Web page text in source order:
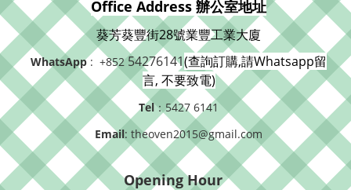
Office Address 辦公室地址
葵芳葵豐街28號業豐工業大廈
WhatsApp: +85254276141(查詢訂購,請Whatsapp留
言, 不要致電)
Tel：5427 6141
Email: theoven2015@gmail.com
Opening Hour